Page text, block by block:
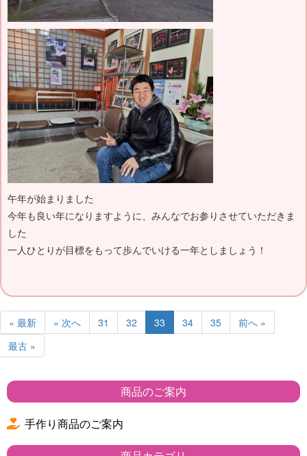
午年が始まりました
今年も良い年になりますように、みんなでお参りさせていただきま
した
一人ひとりが目標をもって歩んでいける一年としましょう！
« 最新 « 次へ 31 32 33 34 35
前へ »
最古 »
商品のご案内
手作り商品のご案内